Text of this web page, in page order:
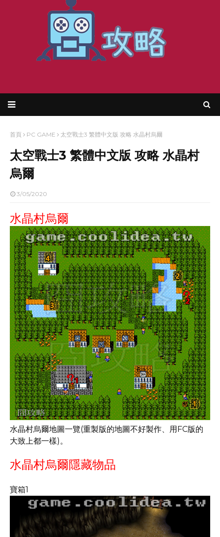
首頁 PC GAME 太空戰士3 繁體中文版 攻略 水晶村烏爾
太空戰士3 繁體中文版 攻略 水晶村
烏爾
3/05/2020
水晶村烏爾
水晶村烏爾地圖一覽(重製版的地圖不好製作、用FC版的
大致上都一樣)。
水晶村烏爾隱藏物品
寶箱1